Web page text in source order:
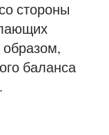
стороны
баланса